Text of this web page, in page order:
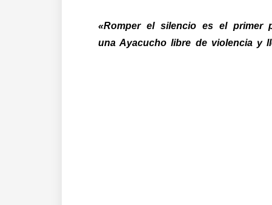
«Romper el silencio es el primer
una Ayacucho libre de violencia y